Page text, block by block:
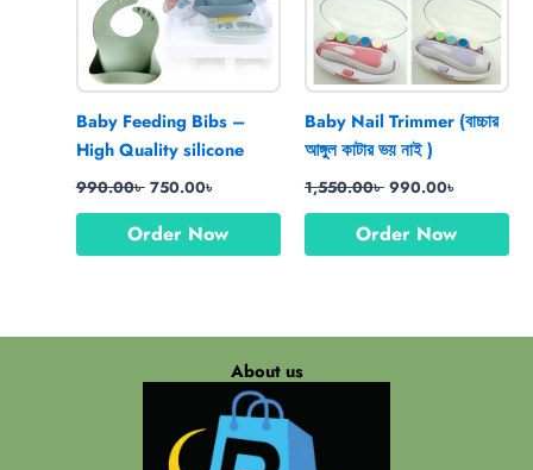
Baby Feeding Bibs –
High Quality silicone
990.00৳ 750.00৳
Order Now
Baby Nail Trimmer (বাচ্চার
আঙ্গুল কাটার ভয় নাই )
1,550.00৳ 990.00৳
Order Now
About us